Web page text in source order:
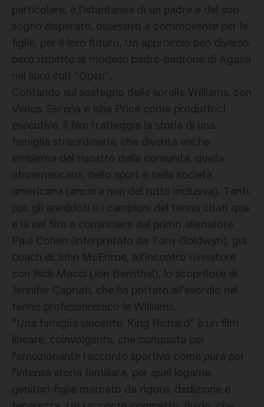
particolare, è l’istantanea di un padre e del suo
sogno disperato, ossessivo e commovente per le
figlie, per il loro futuro. Un approccio ben diverso
però rispetto al modello padre-padrone di Agassi
nel libro cult “Open”.
Contando sul sostegno delle sorelle Williams, con
Venus, Serena e Isha Price come produttrici
esecutive, il film tratteggia la storia di una
famiglia straordinaria, che diventa anche
emblema del riscatto della comunità, quella
afroamericana, nello sport e nella società
americana (ancora non del tutto inclusiva). Tanti,
poi, gli aneddoti e i campioni del tennis citati qua
e là nel film a cominciare dal primo allenatore
Paul Cohen (interpretato da Tony Goldwyn), già
coach di John McEnroe, all’incontro rivelatore
con Rick Macci (Jon Bernthal), lo scopritore di
Jennifer Capriati, che ha portato all’esordio nel
tennis professionistico le Williams.
“Una famiglia vincente. King Richard” è un film
lineare, coinvolgente, che conquista per
l’emozionante racconto sportivo come pure per
l’intensa storia familiare, per quel legame
genitori-figlie marcato da rigore, dedizione e